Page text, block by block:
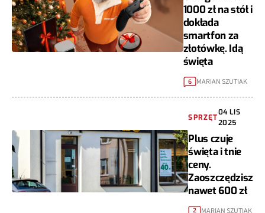
1000 zł na stół i
dokłada
smartfon za
złotówkę. Idą
święta
6 MARIAN SZUTIAK
SPRZĘT
04 LIS
2025
Plus czuje
święta i tnie
ceny.
Zaoszczędzisz
nawet 600 zł
2 MARIAN SZUTIAK